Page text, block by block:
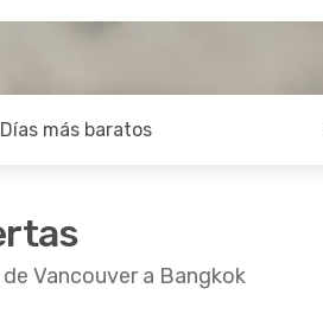
Días más baratos
Vancouver a Bangkok